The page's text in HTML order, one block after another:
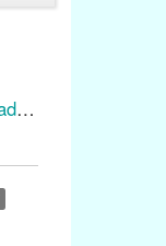
第2回 COSMO English Academyを開催しました